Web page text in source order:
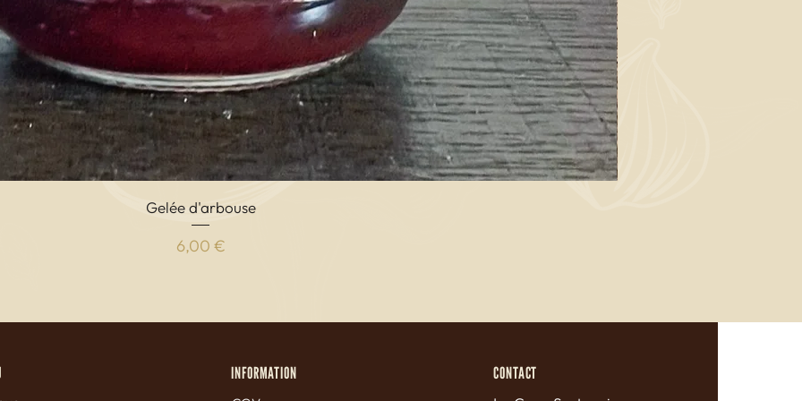
Vista rapida
Gelée d'arbouse
Prezzo
6,00 €
INFORMATION
CONTACT